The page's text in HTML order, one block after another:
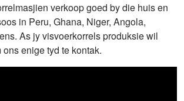
verkoop goed by die huis en
in Peru, Ghana, Niger, Angola,
As jy visvoerkorrels produksie wil
enige tyd te kontak.